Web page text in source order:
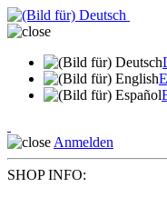
Anmelden
SHOP INFO: